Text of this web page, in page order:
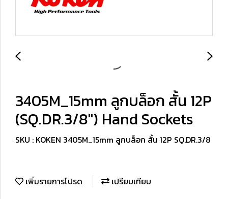
3405M_15mm ลูกบล็อก สั้น 12P
(SQ.DR.3/8") Hand Sockets
SKU : KOKEN 3405M_15mm ลูกบล็อก สั้น 12P SQ.DR.3/8
เพิ่มรายการโปรด
เปรียบเทียบ